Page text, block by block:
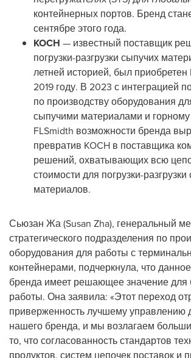
контейнерных портов. Бренд
сентябре этого года.
KOCH — известный поставщик
погрузки-разгрузки сыпучих
летней историей, был приобретен
2019 году. В 2023 с интеграцией
по производству оборудования
сыпучими материалами и
FLSmidth возможности бренда
превратив KOCH в поставщика
решений, охватывающих всю
стоимости для погрузки-
материалов.
Сьюзан Жа (Susan Zha), генеральный
стратегического подразделения по
оборудования для работы с
контейнерами, подчеркнула, что
бренда имеет решающее значение для
работы. Она заявила: «Этот переход
приверженность лучшему управлению
нашего бренда, и мы возлагаем
то, что согласованность стандартов
продуктов, систем цепочек поставок и